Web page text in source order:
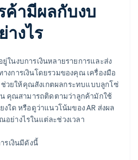
ค้ามีผลกับงบ
างไร
ในงบการเงินหลายรายการและส่ง
งการเงินโดยรวมของคุณ เครื่องมือ
ช่วยให้คุณสังเกตผลกระทบแบบลูกโซ่
น คุณสามารถติดตามว่าลูกค้ามักใช้
งใด หรือดูว่าแนวโน้มของ AR ส่งผล
ย่างไรในแต่ละช่วงเวลา
รเงินมีดังนี้